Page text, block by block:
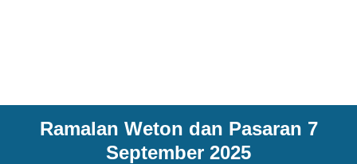
Ramalan Weton dan Pasaran 7
September 2025